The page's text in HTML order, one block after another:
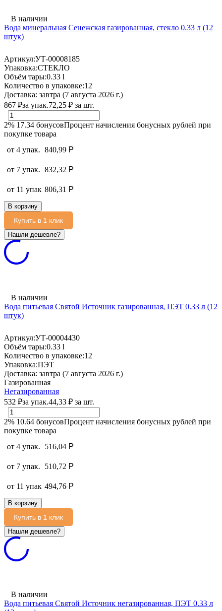
В наличии
Вода минеральная Сенежская газированная, стекло 0.33 л (12
штук)
Артикул:УТ-00008185
Упаковка:СТЕКЛО
Объём тары:0.33 l
Количество в упаковке:12
Доставка: завтра (7 августа 2026 г.)
867 ₽за упак.72,25 ₽ за шт.
2% 17.34 бонусовПроцент начисления бонусных рублей при
покупке товара
от 4 упак. 840,99 Р
от 7 упак. 832,32 Р
от 11 упак 806,31 Р
В корзину
Купить в 1 клик
В наличии
Вода питьевая Святой Источник газированная, ПЭТ 0.33 л (12
штук)
Артикул:УТ-00004430
Объём тары:0.33 l
Количество в упаковке:12
Упаковка:ПЭТ
Доставка: завтра (7 августа 2026 г.)
Газированная
Негазированная
532 ₽за упак.44,33 ₽ за шт.
2% 10.64 бонусовПроцент начисления бонусных рублей при
покупке товара
от 4 упак.
516,04 Р
от 7 упак. 510,72 Р
от 11 упак 494,76 Р
В корзину
Купить в 1 клик
В наличии
Вода питьевая Святой Источник негазированная, ПЭТ 0.33 л